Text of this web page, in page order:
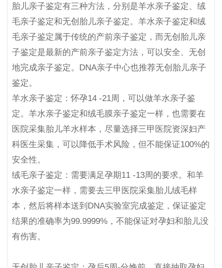
胎儿亲子鉴定有三种方法，分别是羊水亲子鉴定、绒
毛亲子鉴定和无创胎儿亲子鉴定。羊水亲子鉴定和绒
毛亲子鉴定属于传统的产前亲子鉴定，而无创胎儿亲
子鉴定是最新的产前亲子鉴定方法，可以安全、无创
地完成亲子鉴定。DNA亲子中心也推荐无创胎儿亲子
鉴定。
羊水亲子鉴定：怀孕14 -21周，可以做羊水亲子鉴
定。羊水亲子鉴定和绒毛膜亲子鉴定一样，也需要在
医院采集胎儿羊水样本，尽量选择三甲医院资深妇产
科医生采集，可以降低手术风险，但不能保证100%的
安全性。
绒毛亲子鉴定：需要满足孕期11 -13周的要求。和羊
水亲子鉴定一样，需要去三甲医院采集胎儿绒毛样
本，然后将样本送到DNA实验室完成鉴定，保证鉴定
结果的准确率为99.9999%，不能保证对孕妇和胎儿没
有伤害。